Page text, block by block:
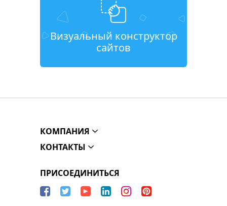
Визуальный конструктор
сайтов
КОМПАНИЯ
КОНТАКТЫ
ПРИСОЕДИНИТЬСЯ